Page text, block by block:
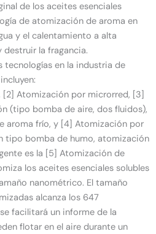
de los aceites esenciales
de atomización de aroma en
y el calentamiento a alta
la fragancia.
tecnologías en la industria de
[2] Atomización por microrred, [3]
(tipo bomba de aire, dos fluidos),
aroma frío, y [4] Atomización por
tipo bomba de humo, atomización
es la [5] Atomización de
los aceites esenciales solubles
nanométrico. El tamaño
alcanza los 647
facilitará un informe de la
flotar en el aire durante un